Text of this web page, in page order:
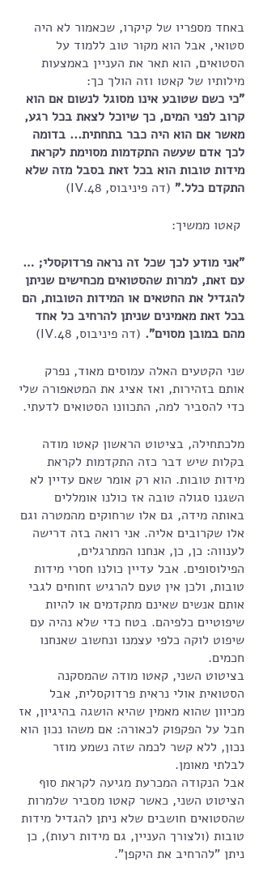
באחד מספריו של קיקרו, שכאמור לא היה
סטואי, אבל הוא מקור טוב ללמוד על
הסטואים, הוא תאר את העניין באמצעות
מילותיו של קאטו וזה הולך כך:
"כי כשם שטובע אינו מסוגל לנשום אם הוא
קרוב לפני המים, כך שיוכל לצאת בכל רגע,
מאשר אם הוא היה כבר בתחתית... בדומה
לכך אדם שעשה התקדמות מסוימת לקראת
מידות טובות הוא בכל זאת בסבל מזה שלא
התקדם כלל." (דה פיניבוס, IV.48)
"אני מודע לכך שכל זה נראה פרדוקסלי; …
עם זאת, למרות שהסטואים מכחישים שניתן
להגדיל את החטאים או המידות הטובות, הם
בכל זאת מאמינים שניתן להרחיב כל אחד
מהם במובן מסוים". (דה פיניבוס, IV.48)
שני הקטעים האלה עמוסים מאוד, נפרק
אותם בזהירות, ואז אציג את המטאפורה שלי
כדי להסביר למה, התכוונו הסטואים לדעתי.
מלכתחילה, בציטוט הראשון קאטו מודה
בקלות שיש דבר כזה התקדמות לקראת
מידות טובות. הוא רק אומר שאם עדיין לא
השגנו סגולה טובה אז כולנו אומללים
באותה מידה, גם אלו שרחוקים מהמטרה וגם
אלו שקרובים אליה. אני רואה בזה דרישה
לענווה: כן, כן, אנחנו המתרגלים,
הפילוסופים. אבל עדיין כולנו חסרי מידות
טובות, ולכן אין טעם להרגיש זחוחים לגבי
אותם אנשים שאינם מתקדמים או להיות
שיפוטיים כלפיהם. בטח כדי שלא נהיה עם
שיפוט לוקה כלפי עצמנו ונחשוב שאנחנו
חכמים.
בציטוט השני, קאטו מודה שהמסקנה
הסטואית אולי נראית פרדוקסלית, אבל
מכיוון שהוא מאמין שהיא הושגה בהיגיון, אז
חבל על הפקפוק לכאורה: אם משהו נכון הוא
נכון, ללא קשר לכמה שזה נשמע מוזר
לבלתי מאומן.
אבל הנקודה המכרעת מגיעה לקראת סוף
הציטוט השני, כאשר קאטו מסביר שלמרות
שהסטואים חושבים שלא ניתן להגדיל מידות
טובות (ולצורך העניין, גם מידות רעות), כן
ניתן "להרחיב את היקפן".